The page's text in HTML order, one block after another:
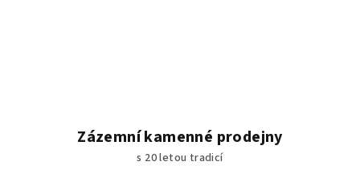
Zázemní kamenné prodejny
s 20 letou tradicí